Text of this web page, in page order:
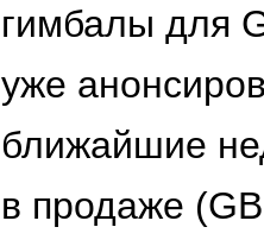
гимбалы для
уже
ближайшие
в продаже